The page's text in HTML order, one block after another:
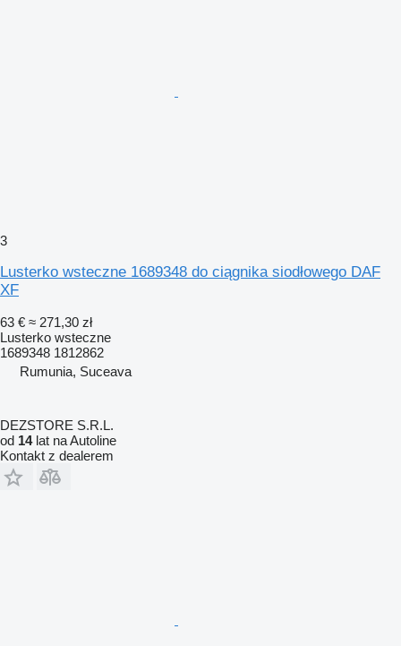
3
Lusterko wsteczne 1689348 do ciągnika siodłowego DAF
XF
63 € ≈ 271,30 zł
Lusterko wsteczne
1689348 1812862
Rumunia, Suceava
DEZSTORE S.R.L.
od 14lat na Autoline
Kontakt z dealerem